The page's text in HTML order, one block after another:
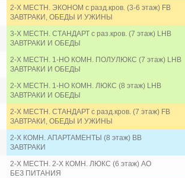
2-Х МЕСТН. ЭКОНОМ с разд.кров. (3-6 этаж) FB
ЗАВТРАКИ, ОБЕДЫ И УЖИНЫ
3-Х МЕСТН. СТАНДАРТ с раз.кров. (7 этаж) LHB
ЗАВТРАКИ И ОБЕДЫ
2-Х МЕСТН. 1-НО КОМН. ПОЛУЛЮКС (7 этаж) LHB
ЗАВТРАКИ И ОБЕДЫ
2-Х МЕСТН. 1-НО КОМН. ЛЮКС (8 этаж) LHB
ЗАВТРАКИ И ОБЕДЫ
2-Х МЕСТН. СТАНДАРТ с разд.кров. (7 этаж) FB
ЗАВТРАКИ, ОБЕДЫ И УЖИНЫ
2-Х КОМН. АПАРТАМЕНТЫ (8 этаж) BB
ЗАВТРАКИ
2-Х МЕСТН. 2-Х КОМН. ЛЮКС (6 этаж) AO
БЕЗ ПИТАНИЯ